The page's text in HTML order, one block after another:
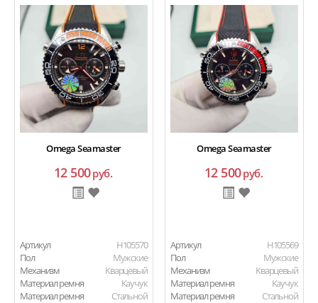
Omega Seamaster
12 500руб.
Артикул
H105570
Пол
Мужские
Механизм
Кварцевый
Материал ремня
Каучук
Материал ремня
Стальной
Omega Seamaster
12 500руб.
Артикул
H105569
Пол
Мужские
Механизм
Кварцевый
Материал ремня
Каучук
Материал ремня
Стальной